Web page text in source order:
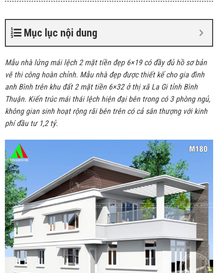
Mục lục nội dung
Mẫu nhà lửng mái lệch 2 mặt tiền đẹp 6×19 có đầy đủ hồ sơ bản
vẽ thi công hoàn chỉnh. Mẫu nhà đẹp được thiết kế cho gia đình
anh Bình trên khu đất 2 mặt tiền 6×32 ở thị xã La Gi tỉnh Bình
Thuận. Kiến trúc mái thái lệch hiện đại bên trong có 3 phòng ngủ,
không gian sinh hoạt rộng rãi bên trên có cả sân thượng với kinh
phí đầu tư 1,2 tỷ.